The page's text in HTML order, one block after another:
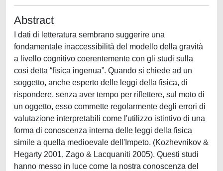
Abstract
I dati di letteratura sembrano suggerire una
fondamentale inaccessibilità del modello della gravità
a livello cognitivo coerentemente con gli studi sulla
così detta “fisica ingenua”. Quando si chiede ad un
soggetto, anche esperto delle leggi della fisica, di
rispondere, senza aver tempo per riflettere, sul moto di
un oggetto, esso commette regolarmente degli errori di
valutazione interpretabili come l'utilizzo istintivo di una
forma di conoscenza interna delle leggi della fisica
simile a quella medioevale dell'Impeto. (Kozhevnikov &
Hegarty 2001, Zago & Lacquaniti 2005). Questi studi
hanno messo in luce come la nostra conoscenza del